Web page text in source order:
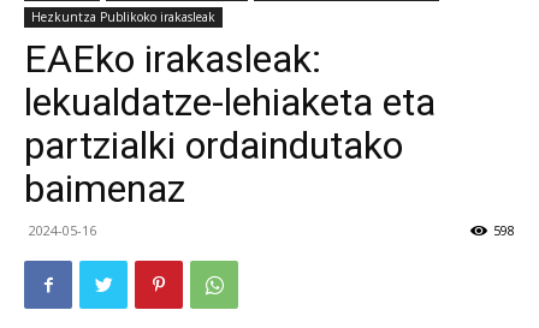
Hezkuntza Publikoko irakasleak
EAEko irakasleak:
lekualdatze-lehiaketa eta
partzialki ordaindutako
baimenaz
2024-05-16 598